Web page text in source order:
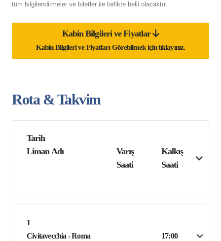
tüm bilgilendirmeler ve biletler ile birlikte belli olacaktır.
Kabin Bilgileri ve Fiyatlar
Kabin Bilgileri ve Fiyatları Görebilmek için tıklayınız.
Rota & Takvim
Tarih
Liman Adı
Varış
Saati
Kalkış
Saati
1
Civitavecchia - Roma
17:00